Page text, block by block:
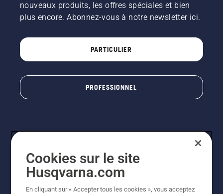
nouveaux produits, les offres spéciales et bien
plus encore. Abonnez-vous à notre newsletter ici.
PARTICULIER
PROFESSIONNEL
Cookies sur le site
Husqvarna.com
En cliquant sur « Accepter tous les cookies », vous acceptez